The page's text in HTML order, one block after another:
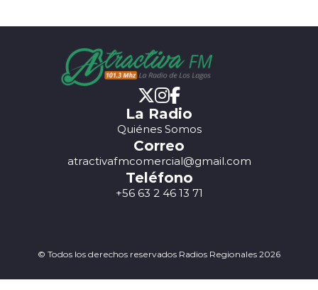
La Radio
Quiénes Somos
Correo
atractivafmcomercial@gmail.com
Teléfono
+56 63 2 46 13 71
© Todos los derechos reservados Radios Regionales 2026